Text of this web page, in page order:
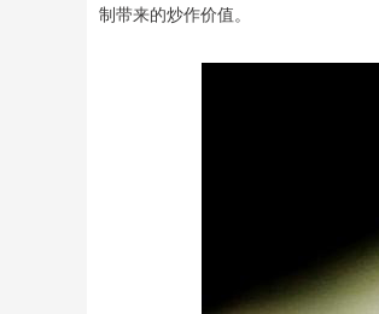
制带来的炒作价值。